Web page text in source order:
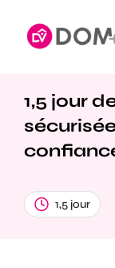
1,5 jour
1,5 jour